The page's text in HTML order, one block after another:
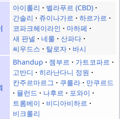
아이롤리
벨라푸르 (CBD)
간솔리
쥬이나가르
하르가르
코파크헤이라인
마하페
새 판넬
네룰
산파다
씨우드스
탈로자 바시
Bhandup 젬부르
가트코파르
고반디
히라난다니 정원
칸주르마르그
쿠를라
만쿠르드
뮬런드
나후르
포와이
트롬베이
비디아비하르
비크롤리